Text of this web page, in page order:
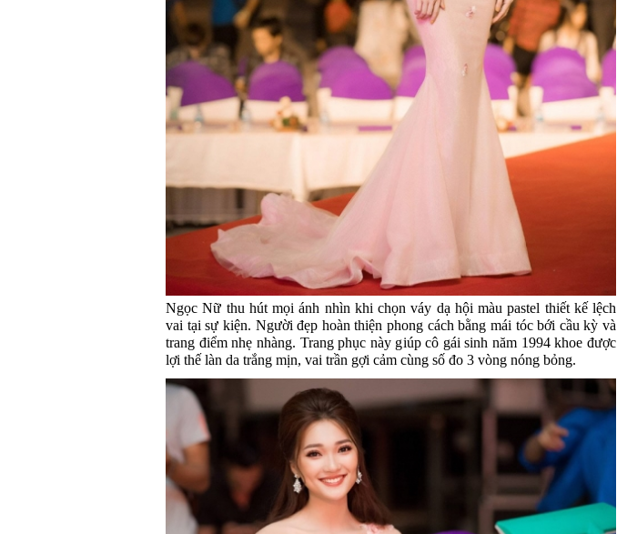
Ngọc Nữ thu hút mọi ánh nhìn khi chọn váy dạ hội màu pastel thiết kế lệch
vai tại sự kiện. Người đẹp hoàn thiện phong cách bằng mái tóc bới cầu kỳ và
trang điểm nhẹ nhàng. Trang phục này giúp cô gái sinh năm 1994 khoe được
lợi thế làn da trắng mịn, vai trần gợi cảm cùng số đo 3 vòng nóng bỏng.